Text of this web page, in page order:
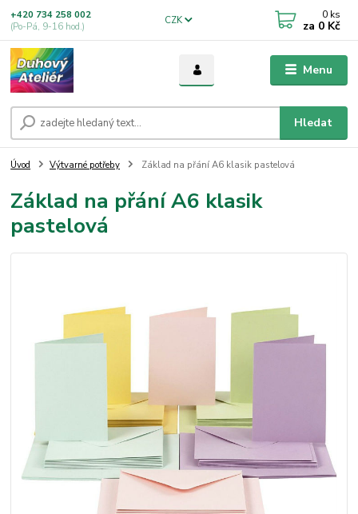
Menu
CZK
Hledat
+420 734 258 002
(Po-Pá, 9-16 hod.)
0 ks
za 0 Kč
Úvod Výtvarné potřeby Základ na přání A6 klasik pastelová
Základ na přání A6 klasik
pastelová